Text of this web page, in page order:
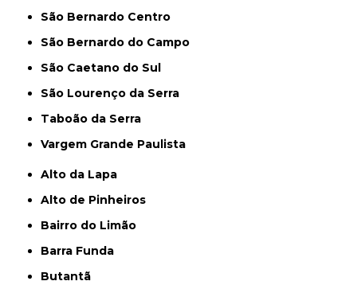
São Bernardo Centro
São Bernardo do Campo
São Caetano do Sul
São Lourenço da Serra
Taboão da Serra
Vargem Grande Paulista
Alto da Lapa
Alto de Pinheiros
Bairro do Limão
Barra Funda
Butantã